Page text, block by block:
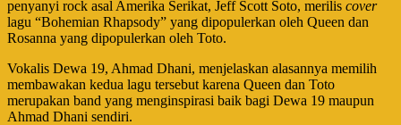
penyanyi rock asal Amerika Serikat, Jeff Scott Soto, merilis cover
lagu “Bohemian Rhapsody” yang dipopulerkan oleh Queen dan
Rosanna yang dipopulerkan oleh Toto.
Vokalis Dewa 19, Ahmad Dhani, menjelaskan alasannya memilih
membawakan kedua lagu tersebut karena Queen dan Toto
merupakan band yang menginspirasi baik bagi Dewa 19 maupun
Ahmad Dhani sendiri.